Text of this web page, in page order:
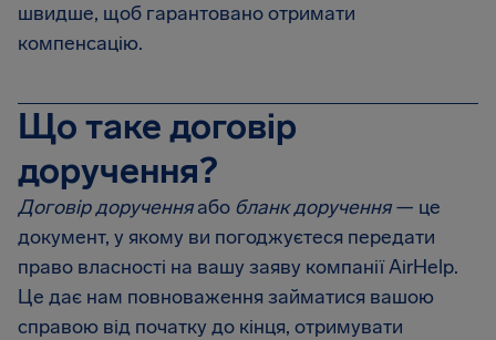
швидше, щоб гарантовано отримати
компенсацію.
Що таке договір
доручення?
Договір дорученняабо бланк доручення— це
документ, у якому ви погоджуєтеся передати
право власності на вашу заяву компанії AirHelp.
Це дає нам повноваження займатися вашою
справою від початку до кінця, отримувати